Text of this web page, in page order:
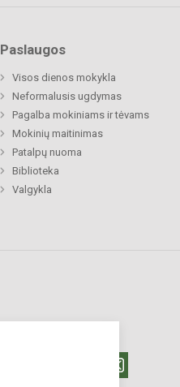
Paslaugos
Visos dienos mokykla
Neformalusis ugdymas
Pagalba mokiniams ir tėvams
Mokinių maitinimas
Patalpų nuoma
Biblioteka
Valgykla